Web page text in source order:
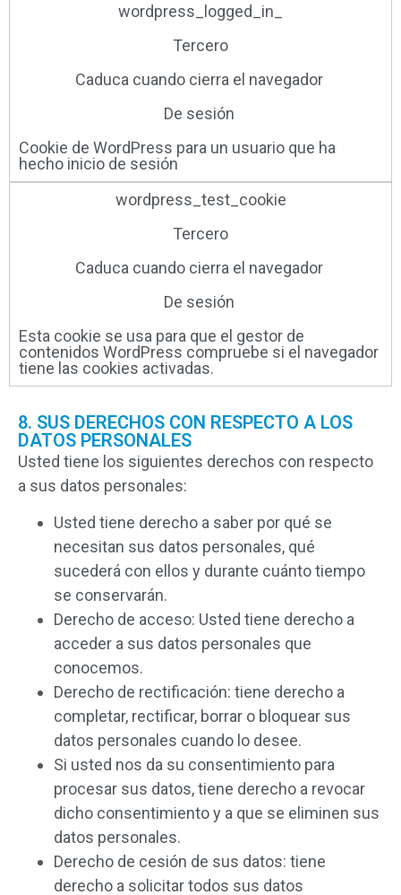
wordpress_logged_in_
Tercero
Caduca cuando cierra el navegador ​
De sesión ​
Cookie de WordPress para un usuario que ha
hecho inicio de sesión
wordpress_test_cookie
Tercero
Caduca cuando cierra el navegador ​
De sesión ​
Esta cookie se usa para que el gestor de
contenidos WordPress compruebe si el navegador
tiene las cookies activadas.
8. SUS DERECHOS CON RESPECTO A LOS
DATOS PERSONALES
Usted tiene los siguientes derechos con respecto
a sus datos personales:
Usted tiene derecho a saber por qué se
necesitan sus datos personales, qué
sucederá con ellos y durante cuánto tiempo
se conservarán.
Derecho de acceso: Usted tiene derecho a
acceder a sus datos personales que
conocemos.
Derecho de rectificación: tiene derecho a
completar, rectificar, borrar o bloquear sus
datos personales cuando lo desee.
Si usted nos da su consentimiento para
procesar sus datos, tiene derecho a revocar
dicho consentimiento y a que se eliminen sus
datos personales.
Derecho de cesión de sus datos: tiene
derecho a solicitar todos sus datos